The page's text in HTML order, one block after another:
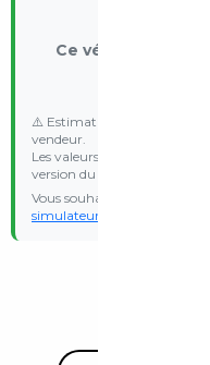
Ce véhicule est
⚠️ Estimation indicative
vendeur.
Les valeurs d’émission
version du véhicule.
Vous souhaitez une
simulateur de malus